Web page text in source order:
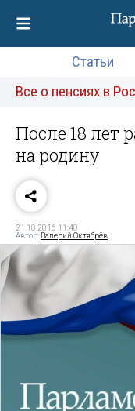
Статьи
Все о пенсиях в
После 18 лет
на родину
21.10.2016 11:40
Автор: Валерий Октябрёв